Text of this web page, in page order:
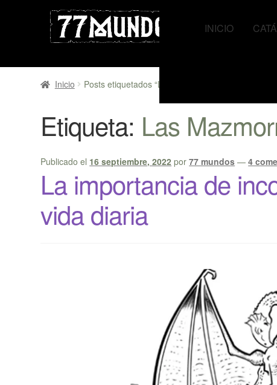
contenido
INICIO
Inicio Posts etiquetados “Las Mazmorras de Salfumán”
Etiqueta: Las
Publicado el 16 septiembre, 2022 por77 mundos —4
La importancia de
vida diaria